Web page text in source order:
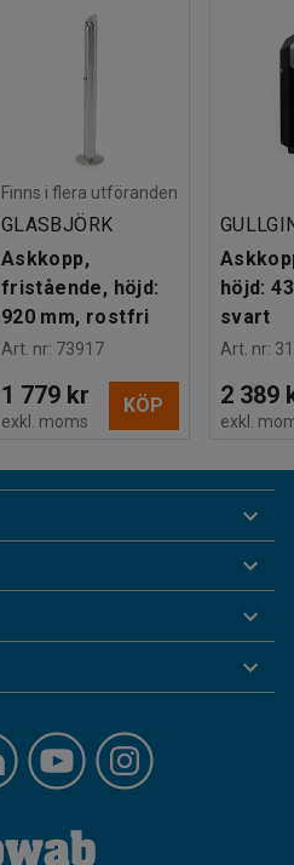
Finns i flera utföranden
GLASBJÖRK
Askkopp,
fristående, höjd:
920 mm, rostfri
Art. nr: 73917
1 779 kr
exkl. moms
KÖP
höjd:
svart
Art. nr:
2 389
exkl.